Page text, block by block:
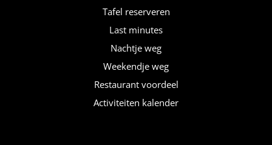
Tafel reserveren
Last minutes
Nachtje weg
Weekendje weg
Restaurant voordeel
Activiteiten kalender